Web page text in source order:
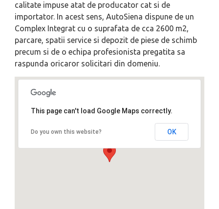
calitate impuse atat de producator cat si de
importator. In acest sens, AutoSiena dispune de un
Complex Integrat cu o suprafata de cca 2600 m2,
parcare, spatii service si depozit de piese de schimb
precum si de o echipa profesionista pregatita sa
raspunda oricaror solicitari din domeniu.
This page can't load Google Maps correctly.
Do you own this website? OK